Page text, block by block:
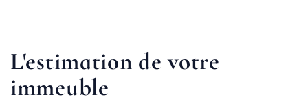
L'estimation de votre
immeuble